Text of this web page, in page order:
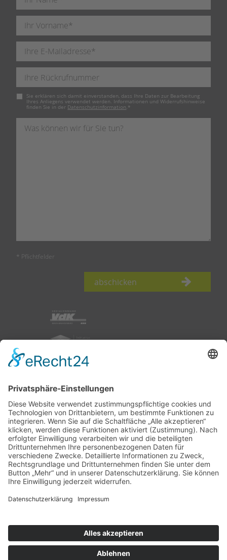
Pflichtfeld
Sie erklären sich damit einverstanden, dass Ihre Daten zur Bearbeitung
Ihres Anliegens verwendet werden. Informationen und Widerrufshinweise
finden Sie in der Datenschutzinformation. *
* Pflichtfelder
abschicken
nach oben
Impressum|Datenschutz